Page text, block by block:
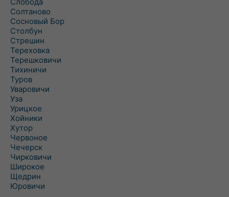
Солтаново
Сосновый Бор
Столбун
Стрешин
Тереховка
Терешковичи
Тихиничи
Туров
Уваровичи
Уза
Урицкое
Хойники
Хутор
Червоное
Чечерск
Чирковичи
Широкое
Щедрин
Юровичи